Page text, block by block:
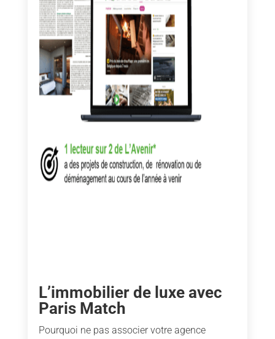
L’immobilier de luxe avec
Paris Match
Pourquoi ne pas associer votre agence